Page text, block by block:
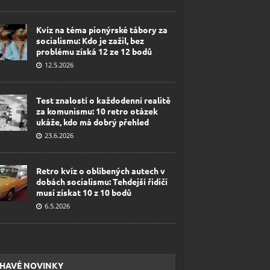
Kvíz na téma pionýrské tábory za
socialismu: Kdo je zažil, bez
problému získá 12 ze 12 bodů
12.5.2026
Test znalostí o každodenní realitě
za komunismu: 10 retro otázek
ukáže, kdo má dobrý přehled
23.6.2026
Retro kvíz o oblíbených autech v
dobách socialismu: Tehdejší řidiči
musí získat 10 z 10 bodů
6.5.2026
NOVINKY